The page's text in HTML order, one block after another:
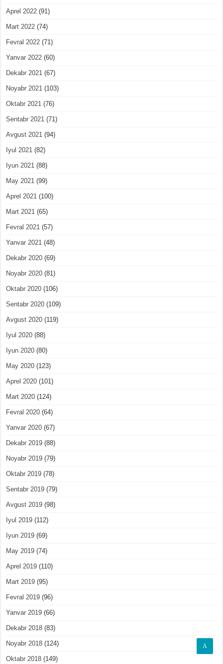
Aprel 2022 (91)
Mart 2022 (74)
Fevral 2022 (71)
Yanvar 2022 (60)
Dekabr 2021 (67)
Noyabr 2021 (103)
Oktabr 2021 (76)
Sentabr 2021 (71)
Avgust 2021 (94)
Iyul 2021 (82)
Iyun 2021 (88)
May 2021 (99)
Aprel 2021 (100)
Mart 2021 (65)
Fevral 2021 (57)
Yanvar 2021 (48)
Dekabr 2020 (69)
Noyabr 2020 (81)
Oktabr 2020 (106)
Sentabr 2020 (109)
Avgust 2020 (119)
Iyul 2020 (88)
Iyun 2020 (80)
May 2020 (123)
Aprel 2020 (101)
Mart 2020 (124)
Fevral 2020 (64)
Yanvar 2020 (67)
Dekabr 2019 (88)
Noyabr 2019 (79)
Oktabr 2019 (78)
Sentabr 2019 (79)
Avgust 2019 (98)
Iyul 2019 (112)
Iyun 2019 (69)
May 2019 (74)
Aprel 2019 (110)
Mart 2019 (95)
Fevral 2019 (96)
Yanvar 2019 (66)
Dekabr 2018 (83)
Noyabr 2018 (124)
Oktabr 2018 (149)
A